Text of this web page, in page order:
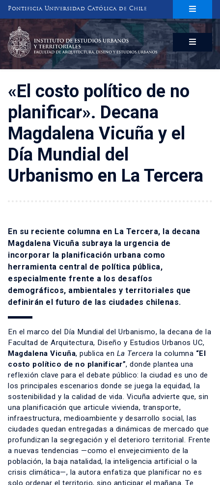
Pontificia Universidad Católica de Chile
INSTITUTO DE ESTUDIOS URBANOS
Y TERRITORIALES
FACULTAD DE ARQUITECTURA, DISEÑO Y ESTUDIOS URBANOS
«El costo político de no
planificar». Decana
Magdalena Vicuña y el
Día Mundial del
Urbanismo en La Tercera
En su reciente columna en La Tercera, la decana
Magdalena Vicuña subraya la urgencia de
incorporar la planificación urbana como
herramienta central de política pública,
especialmente frente a los desafíos
demográficos, ambientales y territoriales que
definirán el futuro de las ciudades chilenas.
En el marco del Día Mundial del Urbanismo, la decana de la
Facultad de Arquitectura, Diseño y Estudios Urbanos UC,
Magdalena Vicuña, publica en La Tercera la columna “El
costo político de no planificar”, donde plantea una
reflexión clave para el debate público: la ciudad es uno de
los principales escenarios donde se juega la equidad, la
sostenibilidad y la calidad de vida. Vicuña advierte que, sin
una planificación que articule vivienda, transporte,
infraestructura, medioambiente y desarrollo social, las
ciudades quedan entregadas a dinámicas de mercado que
profundizan la segregación y el deterioro territorial. Frente
a nuevas tendencias —como el envejecimiento de la
población, la baja natalidad, la inteligencia artificial o la
crisis climática—, la autora enfatiza que planificar no es
solo ordenar el territorio, sino anticipar el mañana. Te